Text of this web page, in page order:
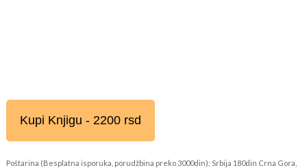
Kupi Knjigu - 2200 rsd
Poštarina (Besplatna isporuka, porudžbina preko 3000din): Srbija 180din Crna Gora,